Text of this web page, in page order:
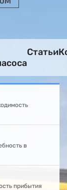
Статьи
в
прибытия